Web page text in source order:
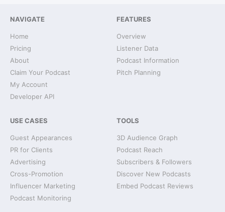
NAVIGATE
Home
Pricing
About
Claim Your Podcast
My Account
Developer API
FEATURES
Overview
Listener Data
Podcast Information
Pitch Planning
USE CASES
Guest Appearances
PR for Clients
Advertising
Cross-Promotion
Influencer Marketing
Podcast Monitoring
TOOLS
3D Audience Graph
Podcast Reach
Subscribers & Followers
Discover New Podcasts
Embed Podcast Reviews